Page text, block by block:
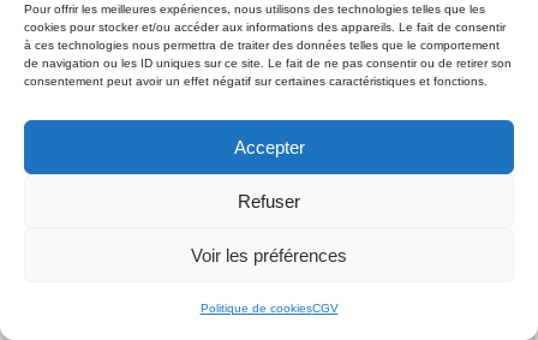
Pour offrir les meilleures expériences, nous utilisons des technologies telles que les
cookies pour stocker et/ou accéder aux informations des appareils. Le fait de consentir
à ces technologies nous permettra de traiter des données telles que le comportement
de navigation ou les ID uniques sur ce site. Le fait de ne pas consentir ou de retirer son
consentement peut avoir un effet négatif sur certaines caractéristiques et fonctions.
Accepter
Refuser
Voir les préférences
Politique de cookiesCGV
COUPLÉS)
FRÉQUENCE DE RESPIRATION
(PENDANT L’EXERCICE)
Oui (avec
l’accessoire
compatible)
VITESSE ET DISTANCE GPS
PAGES DE DONNÉES
PROFILS D’ACTIVITÉ
INTERVALLE AMÉLIORÉ (COMPREND